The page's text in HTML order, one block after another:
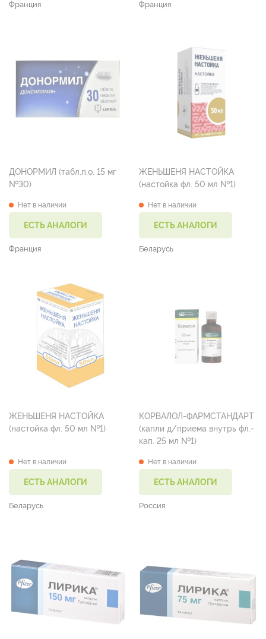
Франция Франция
ДОНОРМИЛ (табл.п.о. 15 мг
№30)
Нет в наличии
ЕСТЬ АНАЛОГИ
Франция
ЖЕНЬШЕНЯ НАСТОЙКА
(настойка фл. 50 мл №1)
Нет в наличии
ЕСТЬ АНАЛОГИ
Беларусь
ЖЕНЬШЕНЯ НАСТОЙКА
(настойка фл. 50 мл №1)
Нет в наличии
ЕСТЬ АНАЛОГИ
Беларусь
КОРВАЛОЛ-ФАРМСТАНДАРТ
(капли д/приема внутрь фл.-
кап. 25 мл №1)
Нет в наличии
ЕСТЬ АНАЛОГИ
Россия